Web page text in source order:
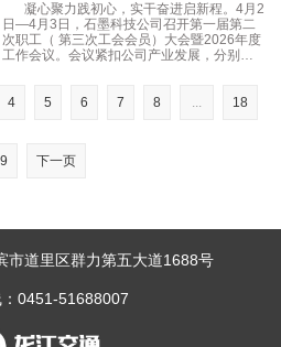
凝心聚力践初心，实干奋进启新程。4月2
日—4月3日，石墨科技公司召开第一届第二
次职工（ 第三次工会会员）大会暨2026年度
工作会议。会议紧扣公司产业发展，分别聚
会会员）的思想共识与奋进力量，为2026年
4 5 6 7 8 ... 18
下一页
市道里区群力第五大道1688号
0451-51688007